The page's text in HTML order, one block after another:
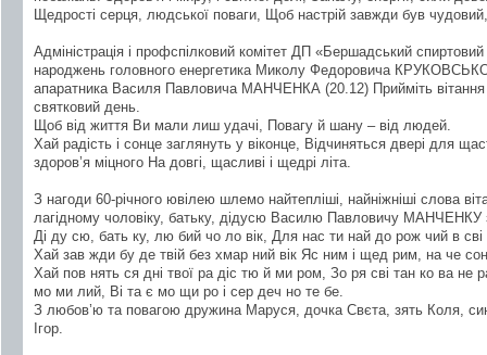
Щедрості серця, людської поваги, Щоб настрій завжди був
Адміністрація і профспілковий комітет ДП «Бершадський
народжень головного енергетика Миколу Федоровича
апаратника Василя Павловича МАНЧЕНКА (20.12) Прийміть вітання
святковий день.
Щоб від життя Ви мали лиш удачі, Повагу й шану – від людей.
Хай радість і сонце заглянуть у віконце, Відчиняться двері для
здоров’я міцного На довгі, щасливі і щедрі літа.
З нагоди 60-річного ювілею шлемо найтепліші, найніжніші слова
лагідному чоловіку, батьку, дідусю Василю Павловичу
Ді ду сю, бать ку, лю бий чо ло вік, Для нас ти най до рож чий в сві
Хай зав жди бу де твій без хмар ний вік Яс ним і щед рим, на че сон
Хай пов нять ся дні твої ра діс тю й ми ром, Зо ря сві тан ко ва не
мо ми лий, Ві та є мо щи ро і сер деч но те бе.
З любов’ю та повагою дружина Маруся, дочка Свєта, зять Коля, син
Ігор.